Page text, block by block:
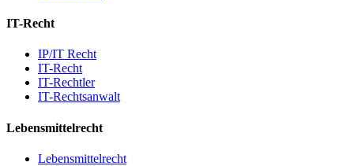
IT-Recht
IP/IT Recht
IT-Recht
IT-Rechtler
IT-Rechtsanwalt
Lebensmittelrecht
Lebensmittelrecht